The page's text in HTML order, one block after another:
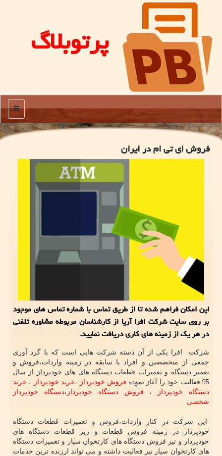
پرتوبلاگ
منو
فروش ای تی ام در ایران
این امكان فراهم شده تا از طریق تماس با شماره تماس های موجود
بر روی سایت شركت افرا آریا از كارشناسان مربوطه مشاوره تلفنی
در هر یك از زمینه های كاری دریافت نمایید.
شرکت افرا یکی از آن دسته شرکت هایی است که با گرد آوری
جمعی از متخصصین و افراد با سابقه در زمینه واردات،فروش و
تعمیر دستگاه و تعمیرات قطعات دستگاه های های خودپرداز از سال
95 فعالیت خود را آغاز نموده.
فروش خودپرداز ،خرید خودپرداز ، خرید
دستگاه خودپرداز
، فروش دستگاه خودپرداز ،دستگاه خودپرداز
شخصی
این شرکت در کنار واردات،فروش و تعمیرات قطعات دستگاه
خودپرداز در زمینه فروش قطعات و ریز قطعات دستگاه های
خودپرداز و نیز فروش دستگاه های کارتخوان سیار و تعمیرات دستگاه
های کارتخوان سیار نیز فعالیت داشته و می تواند ارزنده ترین خدمات